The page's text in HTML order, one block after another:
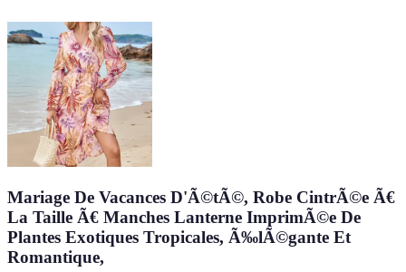
Mariage De Vacances D'Ã©tÃ©, Robe CintrÃ©e Ã€
La Taille Ã€ Manches Lanterne ImprimÃ©e De
Plantes Exotiques Tropicales, Ã‰lÃ©gante Et
Romantique,